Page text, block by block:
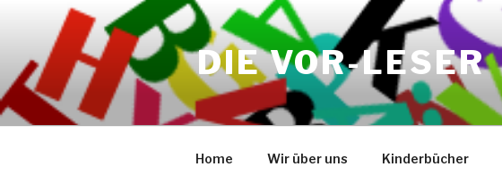
springen
DIE VOR-LESER
Home Wir über uns Kinderbücher